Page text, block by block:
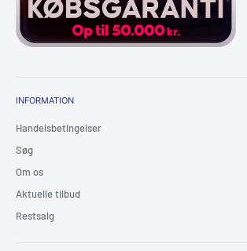
INFORMATION
Handelsbetingelser
Søg
Om os
Aktuelle tilbud
Restsalg